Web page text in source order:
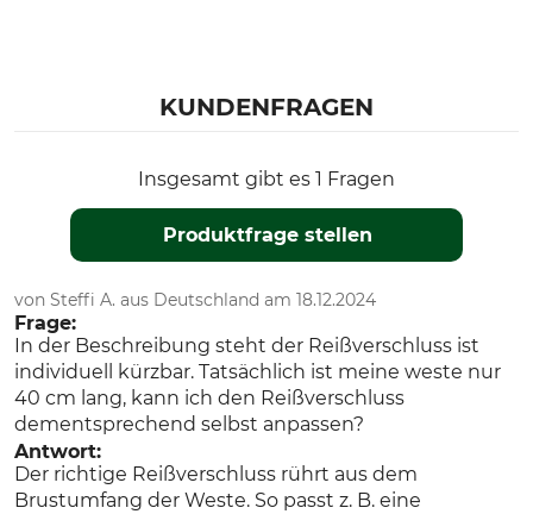
KUNDENFRAGEN
Insgesamt gibt es 1 Fragen
Produktfrage stellen
von Steffi A. aus Deutschland am 18.12.2024
Frage:
In der Beschreibung steht der Reißverschluss ist
individuell kürzbar. Tatsächlich ist meine weste nur
40 cm lang, kann ich den Reißverschluss
dementsprechend selbst anpassen?
Antwort:
Der richtige Reißverschluss rührt aus dem
Brustumfang der Weste. So passt z. B. eine